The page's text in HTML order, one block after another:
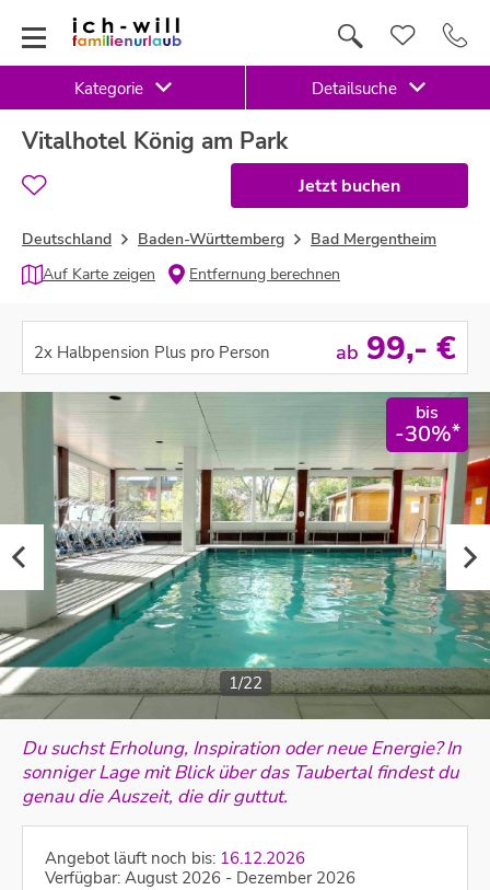
Kategorie Detailsuche
Vitalhotel König am Park
Jetzt buchen
Deutschland Baden-Württemberg
Bad Mergentheim
Auf Karte zeigen
Entfernung berechnen
2x Halbpension Plus pro Person ab 99,- €
bis
-30%*
1/22
Du suchst Erholung, Inspiration oder neue Energie? In
sonniger Lage mit Blick über das Taubertal findest du
genau die Auszeit, die dir guttut.
Angebot läuft noch bis: 16.12.2026
Verfügbar: August 2026 - Dezember 2026